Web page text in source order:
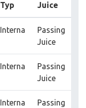
Typ Juice
Interna
Passing
Juice
Interna
Passing
Juice
Interna
Passing